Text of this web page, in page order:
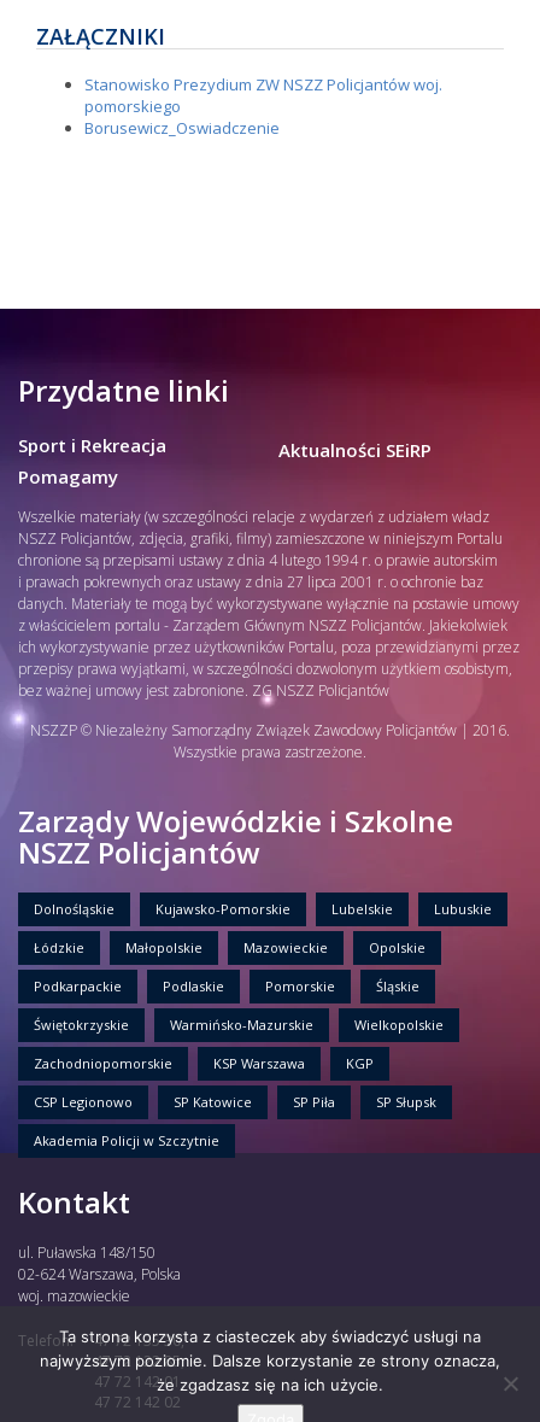
ZAŁĄCZNIKI
Stanowisko Prezydium ZW NSZZ Policjantów woj.
pomorskiego
Borusewicz_Oswiadczenie
Przydatne linki
Sport i Rekreacja
Pomagamy
Aktualności SEiRP
Wszelkie materiały (w szczególności relacje z wydarzeń z udziałem władz
NSZZ Policjantów, zdjęcia, grafiki, filmy) zamieszczone w niniejszym Portalu
chronione są przepisami ustawy z dnia 4 lutego 1994 r. o prawie autorskim
i prawach pokrewnych oraz ustawy z dnia 27 lipca 2001 r. o ochronie baz
danych. Materiały te mogą być wykorzystywane wyłącznie na postawie umowy
z właścicielem portalu - Zarządem Głównym NSZZ Policjantów. Jakiekolwiek
ich wykorzystywanie przez użytkowników Portalu, poza przewidzianymi przez
przepisy prawa wyjątkami, w szczególności dozwolonym użytkiem osobistym,
bez ważnej umowy jest zabronione. ZG NSZZ Policjantów
NSZZP © Niezależny Samorządny Związek Zawodowy Policjantów | 2016.
Wszystkie prawa zastrzeżone.
Zarządy Wojewódzkie i Szkolne
NSZZ Policjantów
Dolnośląskie Kujawsko-Pomorskie Lubelskie Lubuskie
Łódzkie Małopolskie Mazowieckie Opolskie
Podkarpackie Podlaskie Pomorskie Śląskie
Świętokrzyskie Warmińsko-Mazurskie Wielkopolskie
Zachodniopomorskie KSP Warszawa KGP
CSP Legionowo SP Katowice SP Piła SP Słupsk
Akademia Policji w Szczytnie
Kontakt
ul. Puławska 148/150
02-624 Warszawa, Polska
woj. mazowieckie
Telefon:
47 72 135 30,
47 72 122 85,
47 72 142 01,
47 72 142 02
Ta strona korzysta z ciasteczek aby świadczyć usługi na
najwyższym poziomie. Dalsze korzystanie ze strony oznacza,
że zgadzasz się na ich użycie.